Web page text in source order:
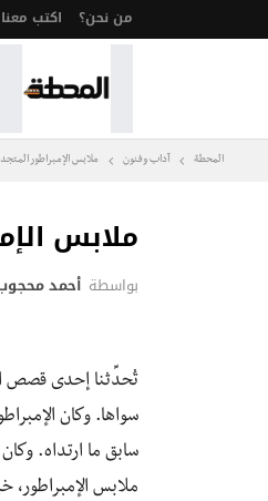
من نحن؟ اكتب معنا
المحطة آداب وفنون ملابس الإمبراطور
ملابس
بواسطة أحمد
تُحدِّثنا إحدى قصص
سواها. وكان
سابق ما ارتداه.
ملابس الإمبراطور،